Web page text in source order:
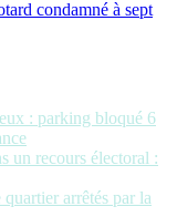
condamné à sept
: parking bloqué 6
un recours électoral :
arrêtés par la